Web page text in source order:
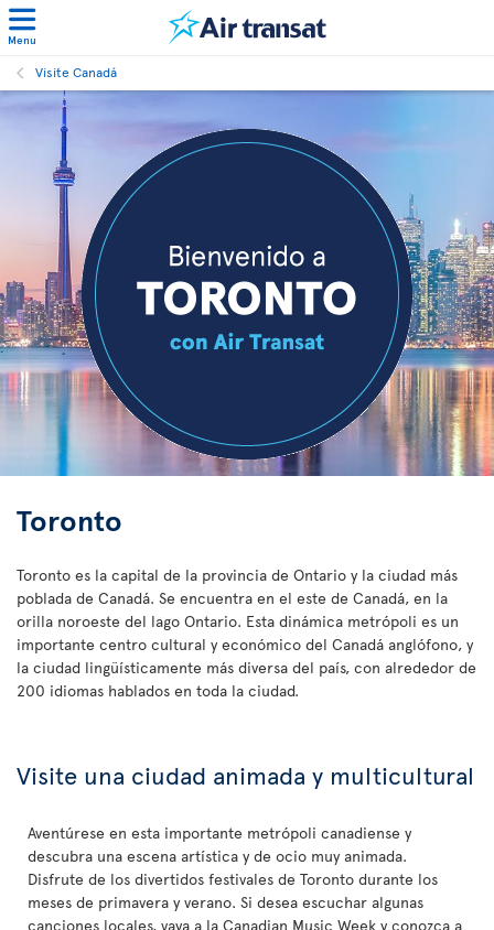
Menu
Visite Canadá
Toronto
Toronto es la capital de la provincia de Ontario y la ciudad más
poblada de Canadá. Se encuentra en el este de Canadá, en la
orilla noroeste del lago Ontario. Esta dinámica metrópoli es un
importante centro cultural y económico del Canadá anglófono, y
la ciudad lingüísticamente más diversa del país, con alrededor de
200 idiomas hablados en toda la ciudad.
Visite una ciudad animada y multicultural
Aventúrese en esta importante metrópoli canadiense y
descubra una escena artística y de ocio muy animada.
Disfrute de los divertidos festivales de Toronto durante los
meses de primavera y verano. Si desea escuchar algunas
canciones locales, vaya a la Canadian Music Week y conozca a